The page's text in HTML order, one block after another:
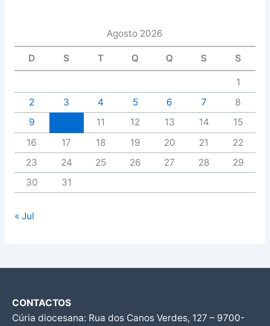
Agosto 2026
D S T Q Q S S
1
2
3 4 5 6 7
8
9
11 12 13 14
15
16
17 18 19 20 21
22
23
24 25 26 27 28
29
30
31
« Jul
CONTACTOS
Cúria diocesana: Rua dos Canos Verdes, 127 – 9700-